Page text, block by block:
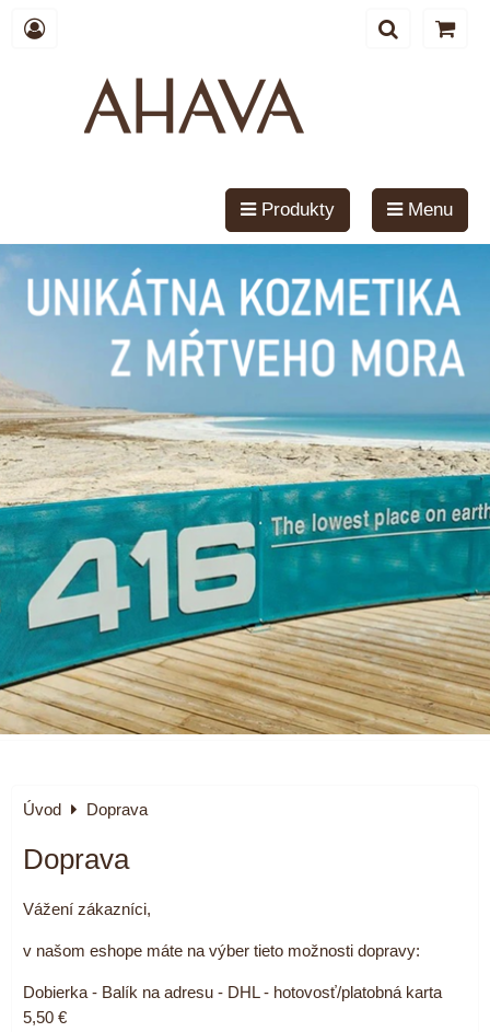
Produkty Menu
Úvod Doprava
Doprava
Vážení zákazníci,
v našom eshope máte na výber tieto možnosti dopravy:
Dobierka - Balík na adresu - DHL - hotovosť/platobná karta
5,50 €